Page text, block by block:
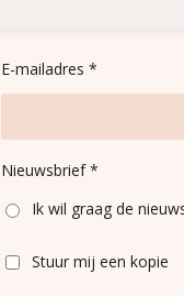
E-mailadres *
Nieuwsbrief *
Ik wil graag de
Stuur mij een kopie